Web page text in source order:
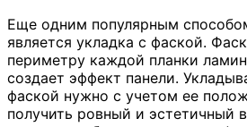
Еще одним популярным
является укладка с фаской.
периметру каждой планки
создает эффект панели.
фаской нужно с учетом ее
получить ровный и эстетичный